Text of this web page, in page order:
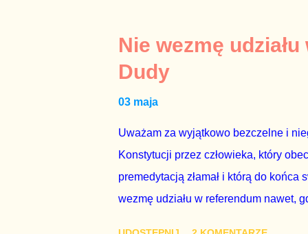
tym i porównał PKB Polski i
pewnie dlatego, że nie chciało mu
naszego kraju z lat 2007-2015.
rządu. Generalnie, M...
Nie wezmę
Dudy
03 maja
Uważam za wyjątkowo bezczelne i
Konstytucji przez człowieka, który
premedytacją złamał i którą do
wezmę udziału w referendum nawet,